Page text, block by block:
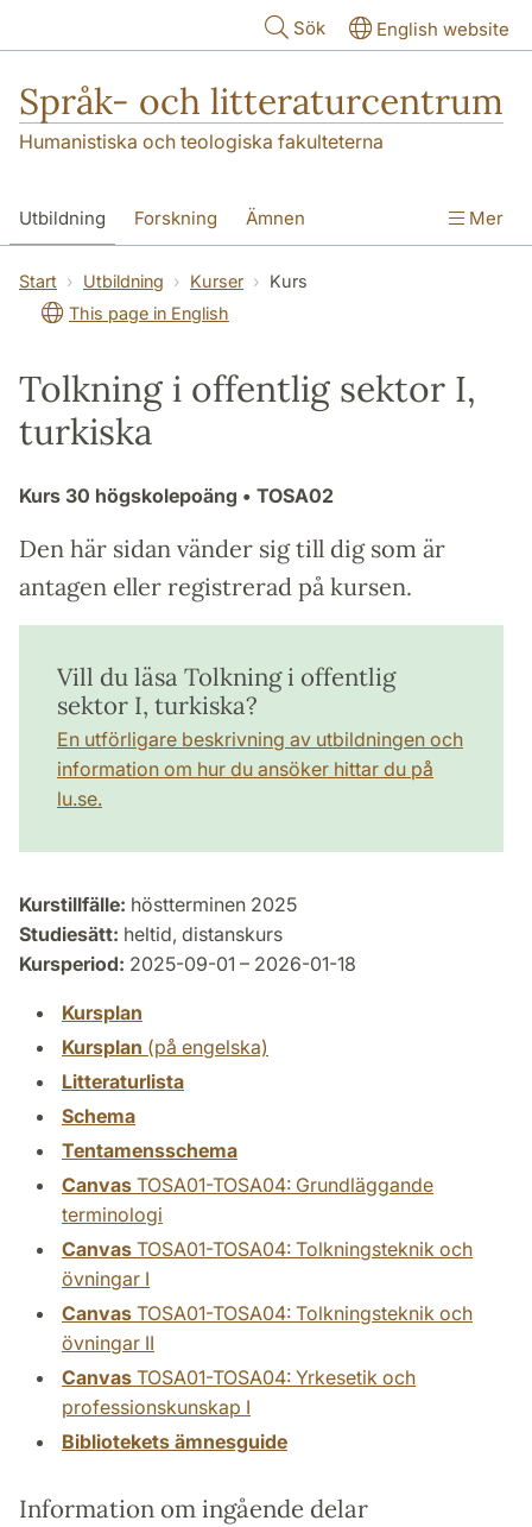
Sök English website
Språk- och litteraturcentrum
Humanistiska och teologiska fakulteterna
Utbildning Forskning Ämnen
SOL-husen Kontakt Institutionen
översättning till svenska
Mer
Start Utbildning Kurser
Kurs
This page in English
Tolkning i offentlig sektor I,
turkiska
Kurs 30 högskolepoäng • TOSA02
Den här sidan vänder sig till dig som är
antagen eller registrerad på kursen.
Vill du läsa Tolkning i offentlig
sektor I, turkiska?
En utförligare beskrivning av utbildningen och
information om hur du ansöker hittar du på
lu.se.
Kurstillfälle: höstterminen 2025
Studiesätt: heltid, distanskurs
Kursperiod: 2025-09-01 – 2026-01-18
Kursplan
Kursplan (på engelska)
Litteraturlista
Schema
Tentamensschema
Canvas TOSA01-TOSA04: Grundläggande
terminologi
Canvas TOSA01-TOSA04: Tolkningsteknik och
övningar I
Canvas TOSA01-TOSA04: Tolkningsteknik och
övningar II
Canvas TOSA01-TOSA04: Yrkesetik och
professionskunskap I
Bibliotekets ämnesguide
Information om ingående delar